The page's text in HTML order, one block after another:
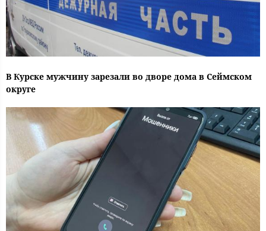
В Курске мужчину зарезали во дворе дома в Сеймском
округе